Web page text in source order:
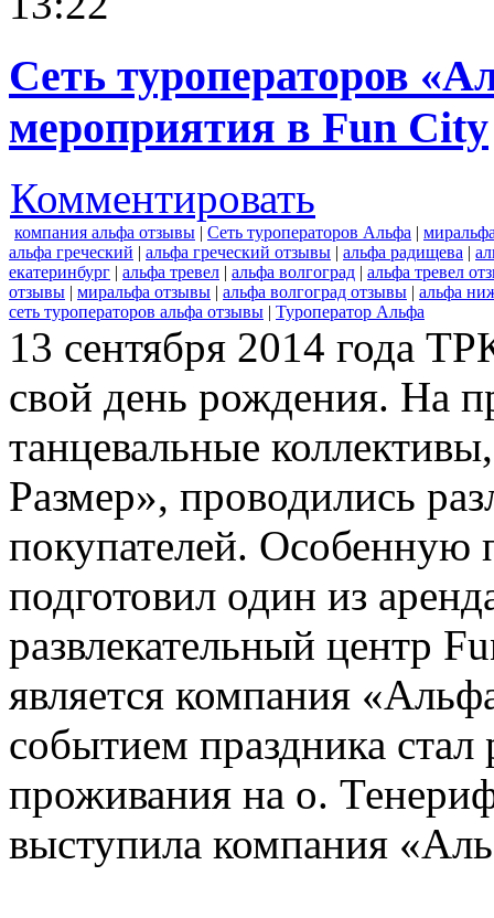
Сеть туроператоров
мероприятия в Fun City
Комментировать
компания альфа отзывы | Сеть туроператоров Альфа |
альфа греческий | альфа греческий отзывы | альфа радищева |
екатеринбург | альфа тревел | альфа волгоград | альфа тревел
отзывы | миральфа отзывы | альфа волгоград отзывы | альфа
сеть туроператоров альфа отзывы | Туроператор Альфа
13 сентября 2014 года
свой день рождения. На
танцевальные
Размер», проводились
покупателей. Особенную
подготовил один из
развлекательный центр
является компания
событием праздника
проживания на о.
выступила компания